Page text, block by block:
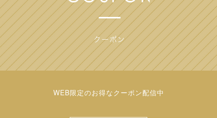
WEB限定のお得なクーポン配信中